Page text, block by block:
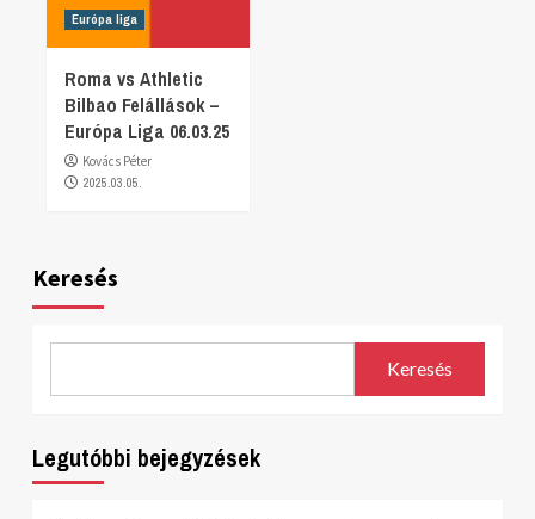
Európa liga
Roma vs Athletic
Bilbao Felállások –
Európa Liga 06.03.25
Kovács Péter
2025.03.05.
Keresés
Keresés
Legutóbbi bejegyzések